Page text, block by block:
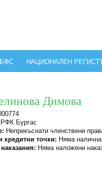
НАЦИОНАЛЕН
Димова
РФК Бургас
Непрекъснати членствени
кредитни точки: Няма
Няма наложени